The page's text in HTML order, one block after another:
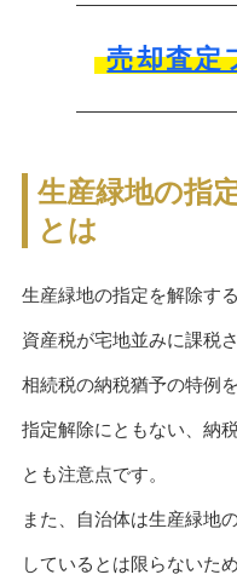
売却査定
生産緑地の指
とは
生産緑地の指定を解除す
資産税が宅地並みに課税さ
相続税の納税猶予の特例
指定解除にともない、納
とも注意点です。
また、自治体は生産緑地
しているとは限らないた